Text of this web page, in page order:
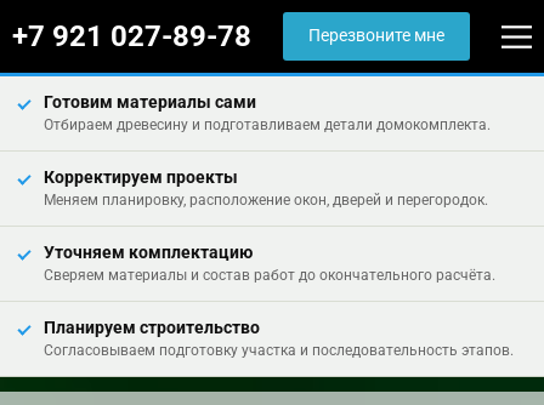
+7 921 027-89-78 Перезвоните мне
Готовим материалы сами
Отбираем древесину и подготавливаем детали домокомплекта.
Корректируем проекты
Меняем планировку, расположение окон, дверей и перегородок.
Уточняем комплектацию
Сверяем материалы и состав работ до окончательного расчёта.
Планируем строительство
Согласовываем подготовку участка и последовательность этапов.